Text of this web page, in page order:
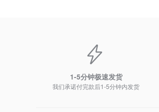
1-5分钟极速发货
我们承诺付完款后1-5分钟内发货